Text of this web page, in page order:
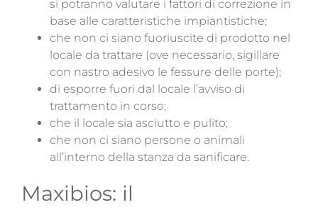
si potranno valutare i fattori di correzione in
base alle caratteristiche impiantistiche;
che non ci siano fuoriuscite di prodotto nel
locale da trattare (ove necessario, sigillare
con nastro adesivo le fessure delle porte);
di esporre fuori dal locale l’avviso di
trattamento in corso;
che il locale sia asciutto e pulito;
che non ci siano persone o animali
all’interno della stanza da sanificare.
Maxibios: il